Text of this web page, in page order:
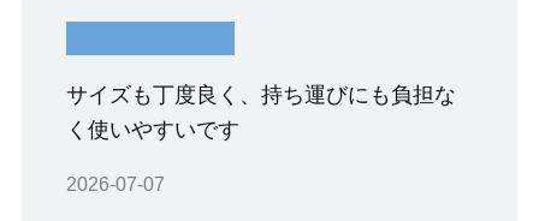
サイズも丁度良く、持ち運びにも負担な
く使いやすいです
2026-07-07